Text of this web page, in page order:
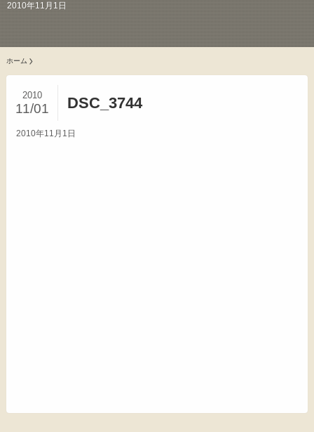
2010年11月1日
ホーム
DSC_3744
2010
11/01
2010年11月1日